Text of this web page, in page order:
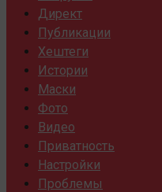
Директ
Публикации
Хештеги
Истории
Маски
Фото
Видео
Приватность
Настройки
Проблемы